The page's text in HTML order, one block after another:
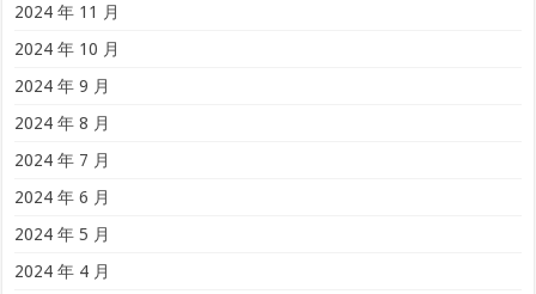
2024 年 11 月
2024 年 10 月
2024 年 9 月
2024 年 8 月
2024 年 7 月
2024 年 6 月
2024 年 5 月
2024 年 4 月